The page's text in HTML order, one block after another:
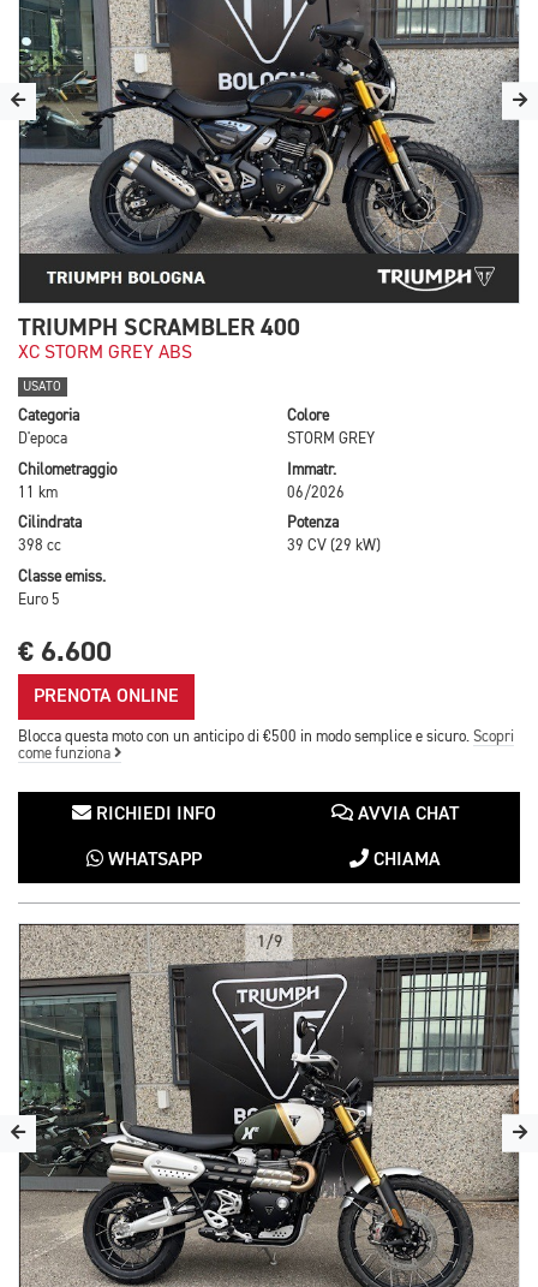
TRIUMPH SCRAMBLER 400
XC STORM GREY ABS
USATO
Categoria
D'epoca
Colore
STORM GREY
Chilometraggio
11 km
Immatr.
06/2026
Cilindrata
398 cc
Potenza
39 CV (29 kW)
Classe emiss.
Euro 5
€ 6.600
PRENOTA ONLINE
Blocca questa moto con un anticipo di €500 in modo semplice e sicuro. Scopri
come funziona
RICHIEDI INFO AVVIA CHAT
WHATSAPP CHIAMA
1/9